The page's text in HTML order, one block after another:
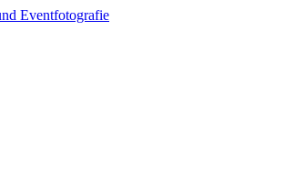
Eventfotografie